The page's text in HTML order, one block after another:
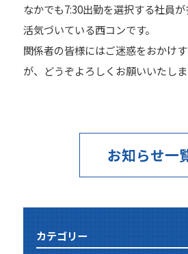
なかでも7:30出勤を選択する社員
活気づいている西コンです。
関係者の皆様にはご迷惑をおかけ
が、どうぞよろしくお願いいたしま
お知らせ一
カテゴリー